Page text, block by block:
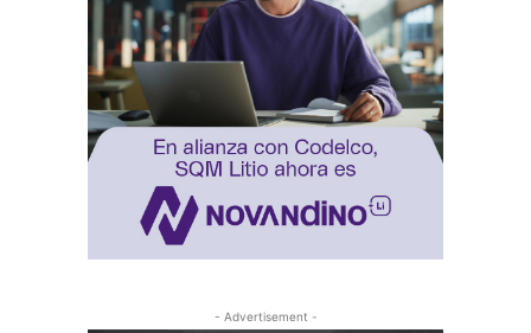
- Advertisement -